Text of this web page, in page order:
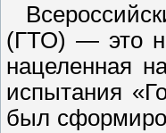
(ГТО) — это
нацеленная
испытания
был